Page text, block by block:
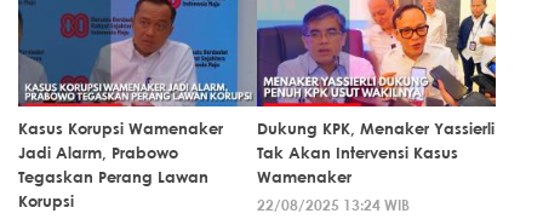
Kasus Korupsi Wamenaker
Jadi Alarm, Prabowo
Tegaskan Perang Lawan
Korupsi
Dukung KPK, Menaker Yassierli
Tak Akan Intervensi Kasus
Wamenaker
22/08/2025 13:24 WIB